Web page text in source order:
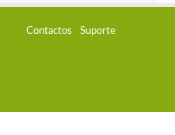
Contactos Suporte